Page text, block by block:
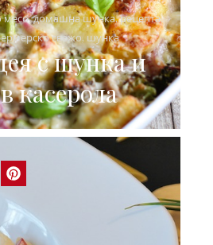
месо,домашна шунка,рецепта,
свежо,шунка
с шунка и
касерола